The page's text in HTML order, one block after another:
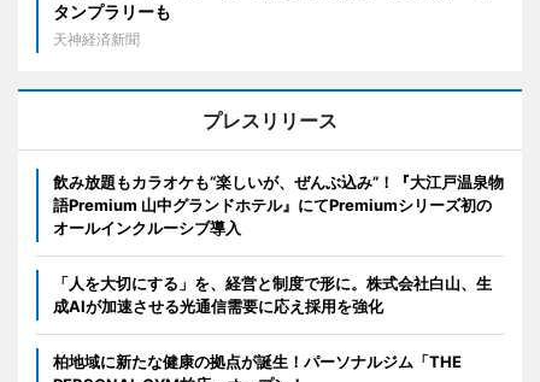
タンプラリーも
天神経済新聞
プレスリリース
飲み放題もカラオケも“楽しいが、ぜんぶ込み”！『大江戸温泉物
語Premium 山中グランドホテル』にてPremiumシリーズ初の
オールインクルーシブ導入
「人を大切にする」を、経営と制度で形に。株式会社白山、生
成AIが加速させる光通信需要に応え採用を強化
柏地域に新たな健康の拠点が誕生！パーソナルジム「THE